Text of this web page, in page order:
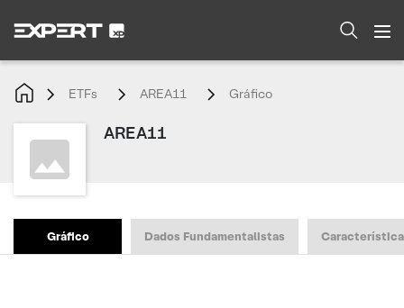
ETFs AREA11 Gráfico
AREA11
Gráfico Dados Fundamentalistas